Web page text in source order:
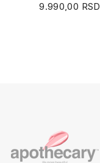
9.990,00 RSD